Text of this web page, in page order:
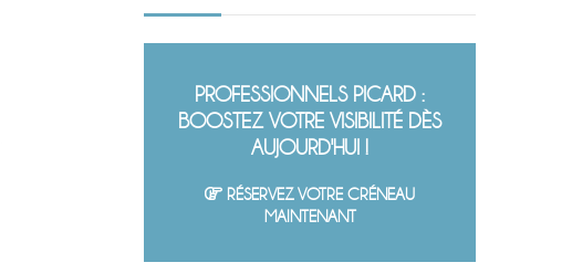
PROFESSIONNELS PICARD :
BOOSTEZ VOTRE VISIBILITÉ DÈS
AUJOURD'HUI !
RÉSERVEZ VOTRE CRÉNEAU
MAINTENANT